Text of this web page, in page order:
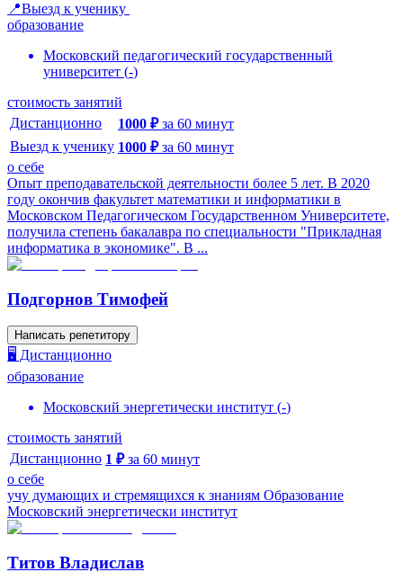
📍Выезд к ученику
образование
Московский педагогический государственный
университет (-)
стоимость занятий
Дистанционно
1000 ₽ за 60 минут
Выезд к ученику 1000 ₽ за 60 минут
о себе
Опыт преподавательской деятельности более 5 лет. В 2020
году окончив факультет математики и информатики в
Московском Педагогическом Государственном Университете,
получила степень бакалавра по специальности "Прикладная
информатика в экономике". В ...
Подгорнов Тимофей
Написать репетитору
🖥️ Дистанционно
образование
Московский энергетически институт (-)
стоимость занятий
Дистанционно 1 ₽ за 60 минут
о себе
учу думающих и стремящихся к знаниям Образование
Московский энергетически институт
Титов Владислав